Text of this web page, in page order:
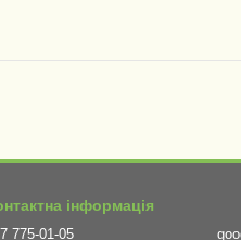
інформація
775-01-05